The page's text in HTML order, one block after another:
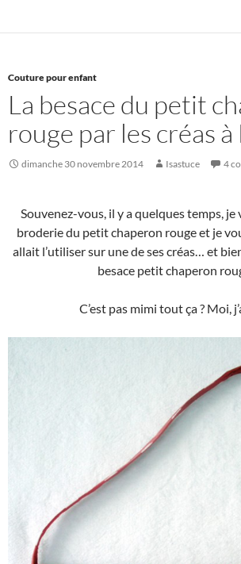
Couture pour enfant
La besace du petit
rouge par les créas
dimanche 30 novembre 2014 Isastuce 4
Souvenez-vous, il y a quelques temps,
broderie du petit chaperon rouge et je
allait l’utiliser sur une de ses créas… et
besace petit chaperon
C’est pas mimi tout ça ? Moi,